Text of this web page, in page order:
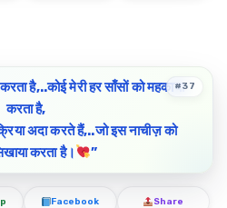
है,..कोई मेरी हर साँसों को महकाया
करता है,
अदा करते हैं,..जो इस नाचीज़ को
करता है।
”
#37
Facebook Share